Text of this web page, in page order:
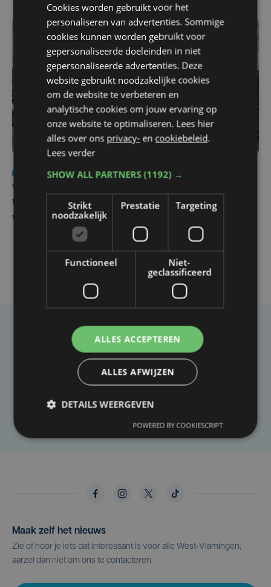
Nieuws
wo 5 augustus | 11:57
Vier Oostendse gynaecologen versterken dienst in AZ
West, dat ook een nieuwe voltijdse gynaecoloog
verwelkomt
Taalfout opgemerkt?
Heb je een taal- of schrijffout opgemerkt in dit
artikel?
Maak zelf het nieuws
Zie of hoor je iets dat interessant is voor alle West-Vlamingen,
aarzel dan niet om ons te contacteren.
Cookies worden gebruikt voor het
personaliseren van advertenties. Sommige
cookies kunnen worden gebruikt voor
gepersonaliseerde doeleinden in niet
gepersonaliseerde advertenties. Deze
website gebruikt noodzakelijke cookies
om de website te verbeteren en
analytische cookies om jouw ervaring op
onze website te optimaliseren. Lees hier
alles over ons privacy- en cookiebeleid.
Lees verder
SHOW ALL PARTNERS(1192) →
Strikt
noodzakelijk
Prestatie Targeting
Functioneel
Niet-
geclassificeerd
ALLES ACCEPTEREN
ALLES AFWIJZEN
DETAILS WEERGEVEN
POWERED BY COOKIESCRIPT